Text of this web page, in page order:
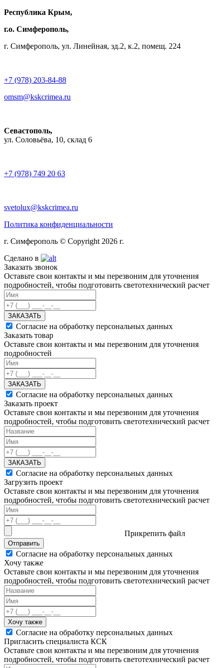
Республика Крым,
г.о. Симферополь,
г. Симферополь, ул. Линейная, зд.2, к.2, помещ. 224
+7 (978) 203-84-88
omsm@kskcrimea.ru
Севастополь,
ул. Соловьёва, 10, склад 6
+7 (978) 749 20 63
svetolux@kskcrimea.ru
Политика конфиденциальности
г. Симферополь © Copyright 2026 г.
Сделано в
Заказать звонок
Оставьте свои контакты и мы перезвоним для уточнения
подробностей, чтобы подготовить светотехнический расчет
ЗАКАЗАТЬ
Согласие на обработку персональных данных
Заказать товар
Оставьте свои контакты и мы перезвоним для уточнения
подробностей
ЗАКАЗАТЬ
Согласие на обработку персональных данных
Заказать проект
Оставьте свои контакты и мы перезвоним для уточнения
подробностей, чтобы подготовить светотехнический расчет
ЗАКАЗАТЬ
Согласие на обработку персональных данных
Загрузить проект
Оставьте свои контакты и мы перезвоним для уточнения
подробностей, чтобы подготовить светотехнический расчет
Прикрепить файл
Отправить
Согласие на обработку персональных данных
Хочу также
Оставьте свои контакты и мы перезвоним для уточнения
подробностей, чтобы подготовить светотехнический расчет
Хочу также
Согласие на обработку персональных данных
Пригласить специалиста КСК
Оставьте свои контакты и мы перезвоним для уточнения
подробностей, чтобы подготовить светотехнический расчет